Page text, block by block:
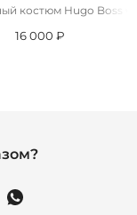
костюм Hugo Boss
16 000 ₽